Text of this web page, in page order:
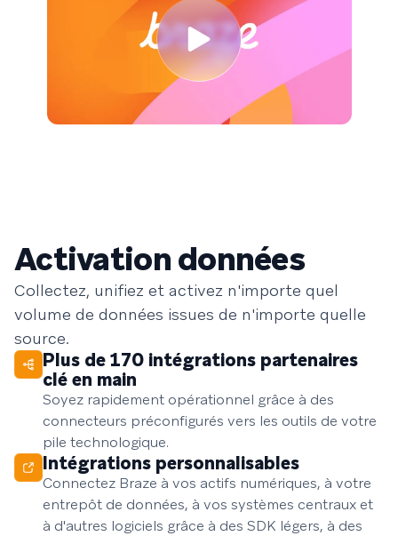
Activation données
Collectez, unifiez et activez n'importe quel
volume de données issues de n'importe quelle
source.
Plus de 170 intégrations partenaires
clé en main
Soyez rapidement opérationnel grâce à des
connecteurs préconfigurés vers les outils de votre
pile technologique.
Intégrations personnalisables
Connectez Braze à vos actifs numériques, à votre
entrepôt de données, à vos systèmes centraux et
à d'autres logiciels grâce à des SDK légers, à des